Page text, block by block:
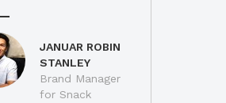
JANUAR ROBIN
STANLEY
Brand Manager
for Snack